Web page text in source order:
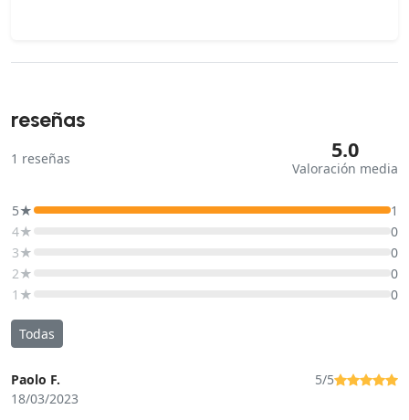
reseñas
1 reseñas 5.0
Valoración media
5★
1
4★
0
3★
0
2★
0
1★
0
Todas
Paolo F.
18/03/2023
5/5